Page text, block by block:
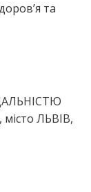
та
ЛЬВІВ,